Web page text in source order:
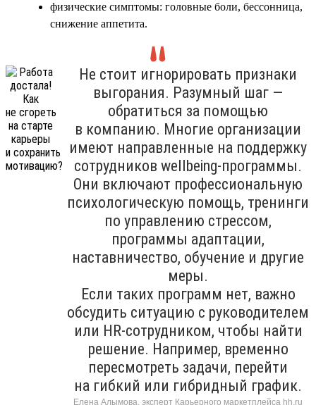
физические симптомы: головные боли, бессонница,
снижение аппетита.
Не стоит игнорировать признаки
выгорания. Разумный шаг —
обратиться за помощью
в компанию. Многие организации
имеют направленные на поддержку
сотрудников wellbeing-программы.
Они включают профессиональную
психологическую помощь, тренинги
по управлению стрессом,
программы адаптации,
наставничество, обучение и другие
меры.
Если таких программ нет, важно
обсудить ситуацию с руководителем
или HR-сотрудником, чтобы найти
решение. Например, временно
пересмотреть задачи, перейти
на гибкий или гибридный график.
Елена Алымова, эксперт Карьерного маркетплейса hh.ru